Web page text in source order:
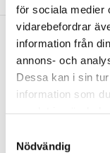
för sociala medier
vidarebefordrar
information från
annons- och
Dessa kan i sin
information som
Nödvändig